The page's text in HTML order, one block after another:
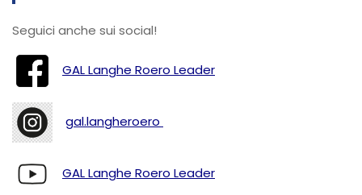
Seguici anche sui social!
GAL Langhe Roero Leader
gal.langheroero
GAL Langhe Roero Leader